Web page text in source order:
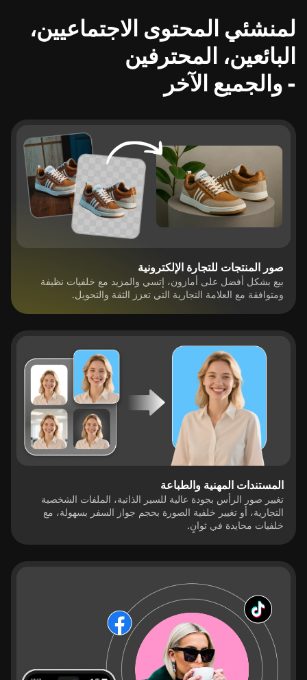
لمنشئي المحتوى الاجتماعيين،
البائعين، المحترفين
- والجميع الآخر
صور المنتجات للتجارة الإلكترونية
بيع بشكل أفضل على أمازون، إتسي والمزيد مع خلفيات نظيفة
ومتوافقة مع العلامة التجارية التي تعزز الثقة والتحويل.
المستندات المهنية والطباعة
تغيير صور الرأس بجودة عالية للسير الذاتية، الملفات الشخصية
التجارية، أو تغيير خلفية الصورة بحجم جواز السفر بسهولة، مع
خلفيات محايدة في ثوانٍ.